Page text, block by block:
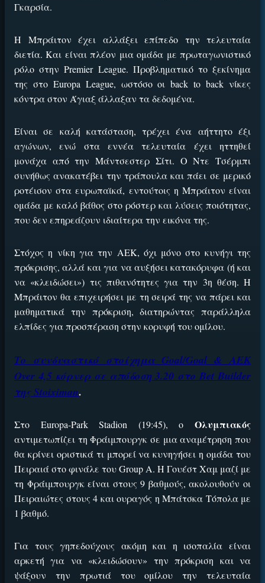
Γκαρσία.
Η Μπράιτον έχει αλλάξει επίπεδο την τελευταία
διετία. Και είναι πλέον μια ομάδα με πρωταγωνιστικό
ρόλο στην Premier League. Προβληματικό το ξεκίνημα
της στο Europa League, ωστόσο οι back to back νίκες
κόντρα στον Άγιαξ άλλαξαν τα δεδομένα.
Είναι σε καλή κατάσταση, τρέχει ένα αήττητο έξι
αγώνων, ενώ στα εννέα τελευταία έχει ηττηθεί
μονάχα από την Μάντσεστερ Σίτι. Ο Ντε Τσέρμπι
συνήθως ανακατέβει την τράπουλα και πάει σε μερικό
ροτέισον στα ευρωπαϊκά, εντούτοις η Μπράιτον είναι
ομάδα με καλό βάθος στο ρόστερ και λύσεις ποιότητας,
που δεν επηρεάζουν ιδιαίτερα την εικόνα της.
Στόχος η νίκη για την ΑΕΚ, όχι μόνο στο κυνήγι της
πρόκρισης, αλλά και για να αυξήσει κατακόρυφα (ή και
να «κλειδώσει») τις πιθανότητες για την 3η θέση. Η
Μπράιτον θα επιχειρήσει με τη σειρά της να πάρει και
μαθηματικά την πρόκριση, διατηρώντας παράλληλα
ελπίδες για προσπέραση στην κορυφή του ομίλου.
Το συνδυαστικό στοίχημα Goal/Goal & ΑΕΚ
Over 4,5 κόρνερ σε απόδοση 3.20 στο Bet Builder
της Stoiximan.
Στο Europa-Park Stadion (19:45), ο Ολυμπιακός
αντιμετωπίζει τη Φράιμπουργκ σε μια αναμέτρηση που
θα κρίνει οριστικά τι μπορεί να κυνηγήσει η ομάδα του
Πειραιά στο φινάλε του Group A. Η Γουέστ Χαμ μαζί με
τη Φράιμπουργκ είναι στους 9 βαθμούς, ακολουθούν οι
Πειραιώτες στους 4 και ουραγός η Μπάτσκα Τόπολα με
1 βαθμό.
Για τους γηπεδούχους ακόμη και η ισοπαλία είναι
αρκετή για να «κλειδώσουν» την πρόκριση και να
ψάξουν την πρωτιά του ομίλου την τελευταία